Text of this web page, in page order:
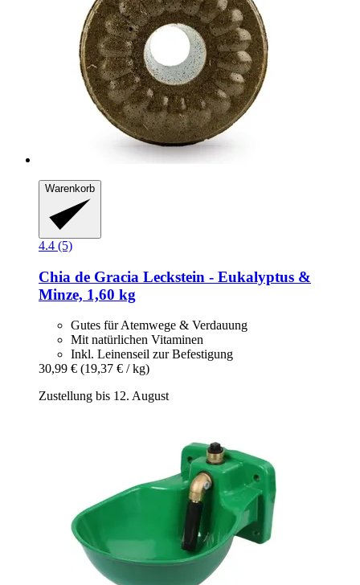
Warenkorb
4.4 (5)
Chia de Gracia Leckstein -​ Eukalyptus &
Minze, 1,60 kg
Gutes für Atemwege & Verdauung
Mit natürlichen Vitaminen
Inkl. Leinenseil zur Befestigung
30,99 € (19,37 € / kg)
Zustellung bis 12. August